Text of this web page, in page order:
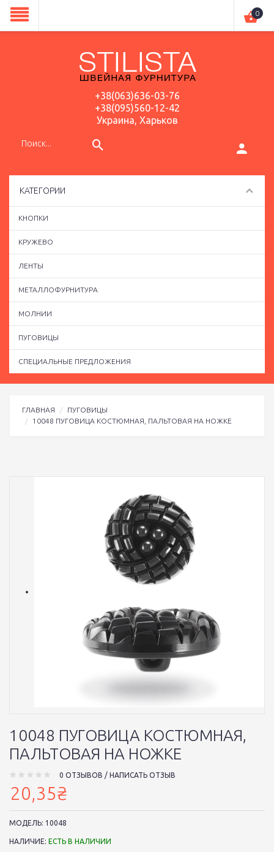
+38(063)636-03-76
+38(095)560-12-42
Украина, Харьков
0
КАТЕГОРИИ
КНОПКИ
КРУЖЕВО
ЛЕНТЫ
МЕТАЛЛОФУРНИТУРА
МОЛНИИ
ПУГОВИЦЫ
СПЕЦИАЛЬНЫЕ ПРЕДЛОЖЕНИЯ
ГЛАВНАЯ
ПУГОВИЦЫ
10048 ПУГОВИЦА КОСТЮМНАЯ, ПАЛЬТОВАЯ НА НОЖКЕ
10048 ПУГОВИЦА КОСТЮМНАЯ,
ПАЛЬТОВАЯ НА НОЖКЕ
0 ОТЗЫВОВ / НАПИСАТЬ ОТЗЫВ
20,35₴
МОДЕЛЬ: 10048
НАЛИЧИЕ: ЕСТЬ В НАЛИЧИИ